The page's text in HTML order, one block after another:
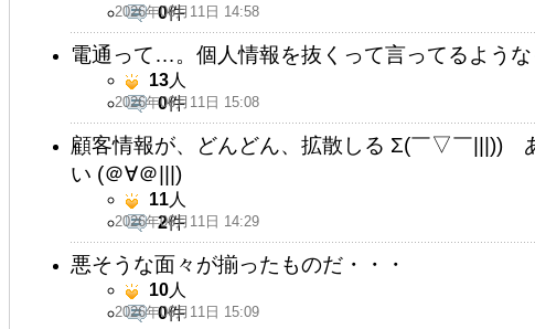
2026年06月11日 14:58
0件
電通って…。個人情報を抜くって言ってるような
2026年06月11日 15:08
13人
0件
顧客情報が、どんどん、拡散しる Σ(￣▽￣|||))
い (＠∀＠|||)
2026年06月11日 14:29
11人
2件
悪そうな面々が揃ったものだ・・・
2026年06月11日 15:09
10人
0件